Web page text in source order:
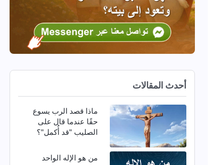
أحدث المقالات
ماذا قصد الرب يسوع
حقًا عندما قال على
الصليب "قد أُكمل"؟
من هو الإله الواحد